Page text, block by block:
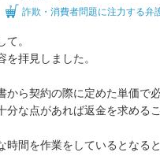
詐欺・消費者問題に注力する弁
て。
を拝見しました。
から契約の際に定めた単価で
分な点があれば返金を求める
時間を作業をしているとなる